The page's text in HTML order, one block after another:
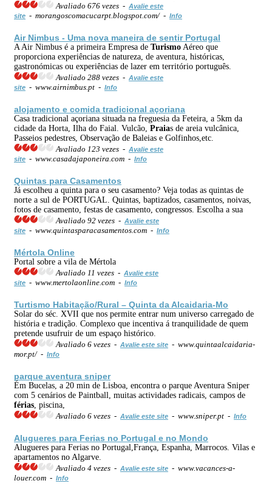
Avaliado 676 vezes - Avalie este
site - morangoscomacucarpt.blogspot.com/ - Info
Air Nimbus - Uma nova maneira de sentir Portugal
A Air Nimbus é a primeira Empresa de Turismo Aéreo que
proporciona experiências de natureza, de aventura, históricas,
gastronómicas ou experiências de lazer em território português.
Avaliado 288 vezes - Avalie este
site - www.airnimbus.pt - Info
alojamento e comida tradicional açoriana
Casa tradicional açoriana situada na freguesia da Feteira, a 5km da
cidade da Horta, Ilha do Faial. Vulcão, Praias de areia vulcânica,
Passeios pedestres, Observação de Baleias e Golfinhos,etc.
Avaliado 123 vezes - Avalie este
site - www.casadajaponeira.com - Info
Quintas para Casamentos
Já escolheu a quinta para o seu casamento? Veja todas as quintas de
norte a sul de PORTUGAL. Quintas, baptizados, casamentos, noivas,
fotos de casamento, festas de casamento, congressos. Escolha a sua
Avaliado 92 vezes - Avalie este
site - www.quintasparacasamentos.com - Info
Mértola Online
Portal sobre a vila de Mértola
Avaliado 11 vezes - Avalie este
site - www.mertolaonline.com - Info
Turtismo Habitação/Rural – Quinta da Alcaidaria-Mo
Solar do séc. XVII que nos permite entrar num universo carregado de
história e tradição. Complexo que incentiva á tranquilidade de quem
pretende usufruir de um espaço histórico.
Avaliado 6 vezes - Avalie este site - www.quintaalcaidaria-
mor.pt/ - Info
parque aventura sniper
Ém Bucelas, a 20 min de Lisboa, encontra o parque Aventura Sniper
com 5 cenários de Paintball, muitas actividades radicais, campos de
férias , piscina,
Avaliado 6 vezes - Avalie este site - www.sniper.pt - Info
Alugueres para Ferias no Portugal e no Mondo
Alugueres para Ferias no Portugal,França, Espanha, Marrocos. Vilas e
apartamentos no Algarve.
Avaliado 4 vezes - Avalie este site - www.vacances-a-
louer.com - Info